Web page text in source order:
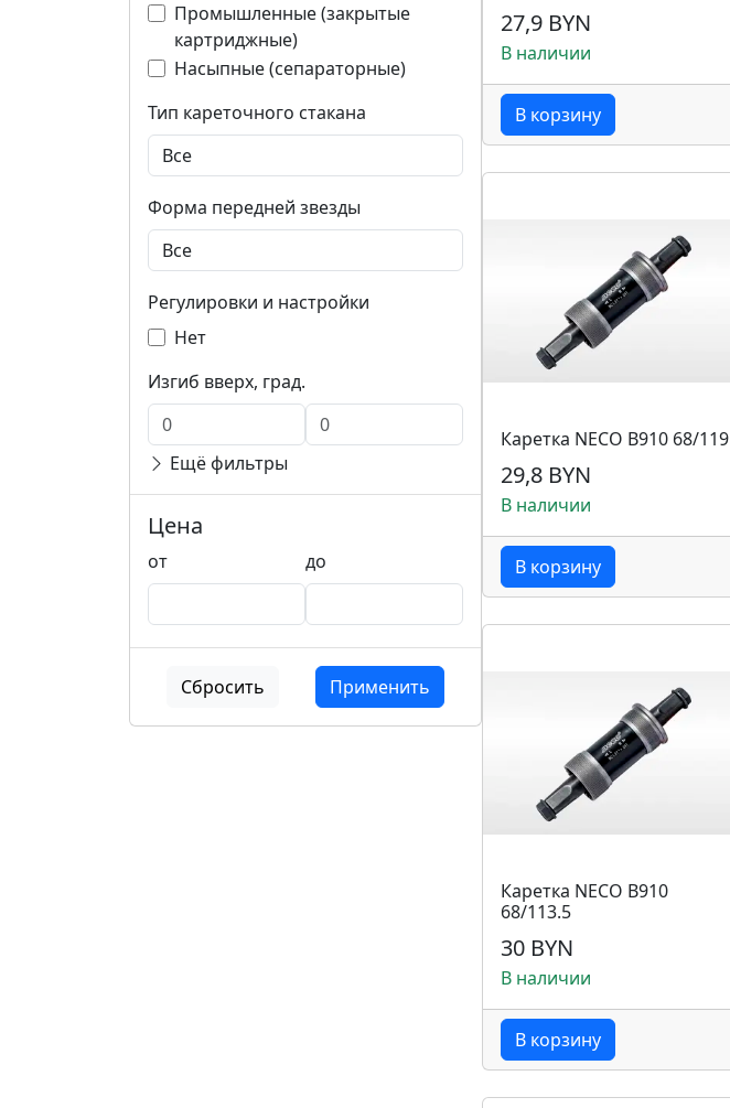
Промышленные (закрытые
картриджные)
Насыпные (сепараторные)
Тип кареточного стакана
Форма передней звезды
Регулировки и настройки
Нет
Изгиб вверх, град.
Ещё фильтры
Цена
от до
Сбросить Применить
27,9 BYN
В наличии
В корзину
Каретка NECO B910 68/119
29,8 BYN
В наличии
В корзину
Каретка NECO B910
68/113.5
30 BYN
В наличии
В корзину